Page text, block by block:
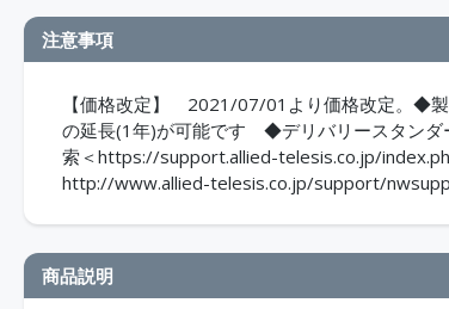
注意事項
【価格改定】 2021/07/01より価格改定。◆製
の延長(1年)が可能です ◆デリバリースタンダ
索＜https://support.allied-telesis.co.jp/
http://www.allied-telesis.co.jp/support/
商品説明